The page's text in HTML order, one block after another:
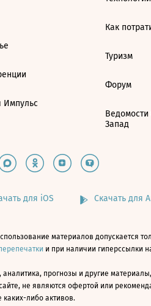
Импульс
Как
Туризм
Форум
Запад
для iOS Скачать для
материалов допускается
и при наличии гиперссылки
аналитика, прогнозы и другие
не являются офертой или
каких-либо активов.